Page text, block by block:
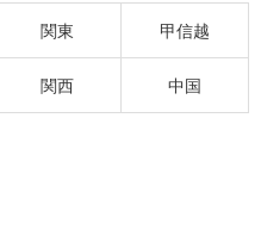
関東 甲信越
関西 中国